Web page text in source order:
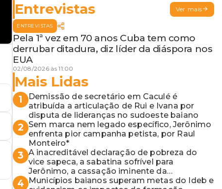
Entrevistas Ver mais
ENTREVISTAS
Pela 1ª vez em 70 anos Cuba tem como
derrubar ditadura, diz líder da diáspora nos
EUA
02/08/2026 às 11:00
Mais Lidas
1
Demissão de secretário em Caculé é
atribuída a articulação de Rui e Ivana por
disputa de lideranças no sudoeste baiano
2
Sem marca nem legado específico, Jerônimo
enfrenta pior campanha petista, por Raul
Monteiro*
3 A inacreditável declaração de pobreza do
vice sapeca, a sabatina sofrível para
Jerônimo, a cassação iminente da
desembargadora e a vaga do Quinto para o
4
Municípios baianos superam metas do Ideb e